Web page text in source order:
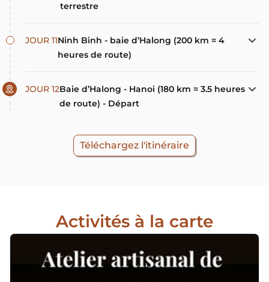
terrestre
JOUR 11Ninh Binh - baie d’Halong (200 km ≈ 4
heures de route)
JOUR 12Baie d’Halong - Hanoi (180 km ≈ 3.5 heures
de route) - Départ
Téléchargez l'itinéraire
Activités à la carte